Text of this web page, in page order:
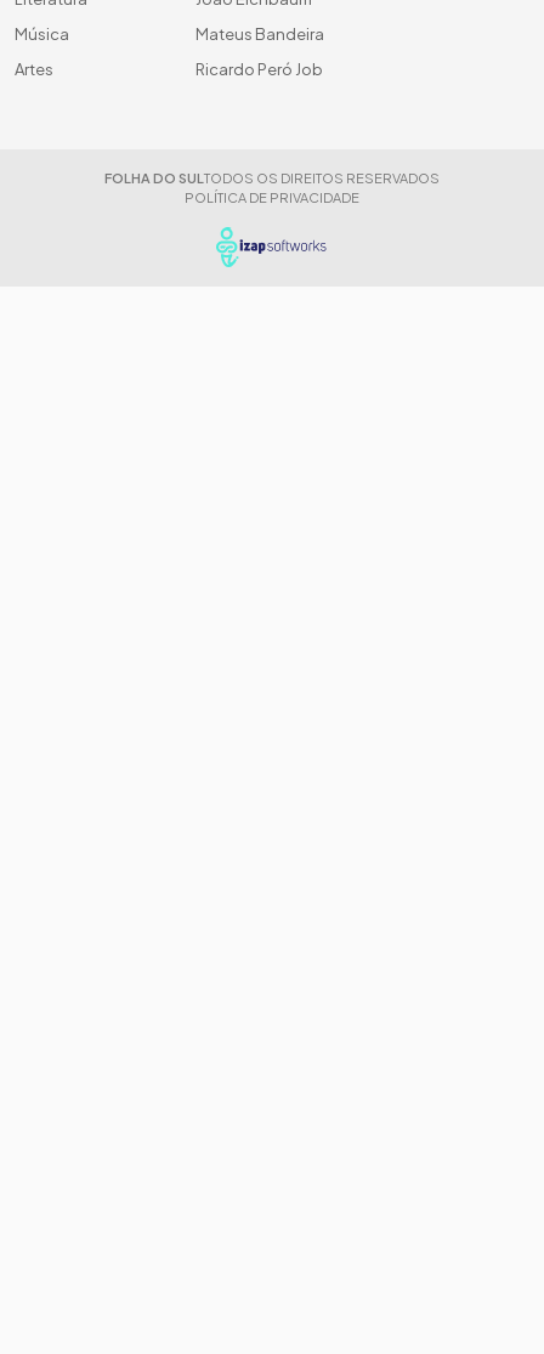
Música
Artes
Mateus Bandeira
Ricardo Peró Job
FOLHA DO SUL TODOS OS DIREITOS RESERVADOS
POLÍTICA DE PRIVACIDADE